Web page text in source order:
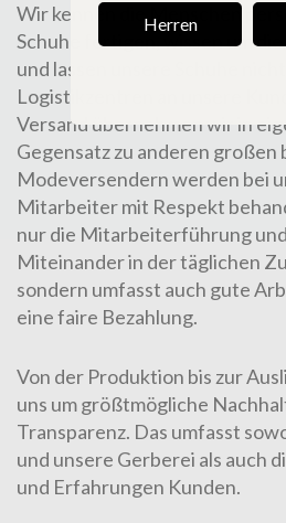
Wir kennen die Menschen
Schuhe fertigen, wissen um
und lassen unsere Schuhe
Logistikzentren an unsere
Versand übernehmen wir in
Gegensatz zu anderen großen
Modeversendern werden bei
Mitarbeiter mit Respekt
nur die Mitarbeiterführung
Miteinander in der täglichen
sondern umfasst auch gute
eine faire Bezahlung.
Von der Produktion bis zur
uns um größtmögliche
Transparenz. Das umfasst
und unsere Gerberei als auch
und Erfahrungen Kunden.
Herren